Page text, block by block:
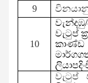
9
10
වැටුප්
කාණ්ඩ
වැටුප්